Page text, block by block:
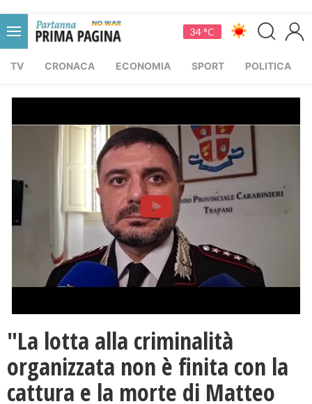
34 °C
TV CRONACA ECONOMIA SPORT POLITICA
"La lotta alla criminalità
organizzata non è finita con la
cattura e la morte di Matteo